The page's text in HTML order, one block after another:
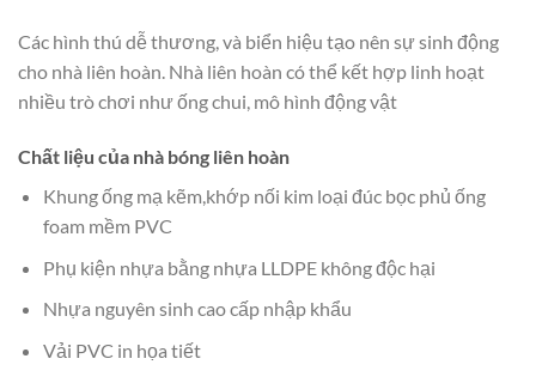
Các hình thú dễ thương, và biển hiệu tạo nên sự sinh động
cho nhà liên hoàn. Nhà liên hoàn có thể kết hợp linh hoạt
nhiều trò chơi như ống chui, mô hình động vật
Chất liệu của nhà bóng liên hoàn
Khung ống mạ kẽm,khớp nối kim loại đúc bọc phủ ống
foam mềm PVC
Phụ kiện nhựa bằng nhựa LLDPE không độc hại
Nhựa nguyên sinh cao cấp nhập khẩu
Vải PVC in họa tiết